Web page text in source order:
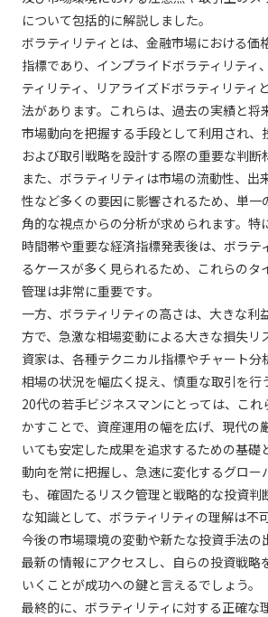
について包括的に解説しました。
ボラティリティとは、金融市場における価
指標であり、インプライドボラティリティ
ティリティ、リアライズドボラティリティ
法があります。これらは、過去の実績と将
市場動向を把握する手段として利用され、
および取引戦略を設計する際の重要な判断
また、ボラティリティは市場の流動性、出
性など多くの要因に影響されるため、単一
角的な視点からの分析が求められます。特
時間帯や重要な経済指標発表後は、ボラテ
るケースが多く見られるため、これらのタ
管理は非常に重要です。
一方、ボラティリティの高さは、大きな利
方で、急激な相場変動による大きな損失リ
資家は、各種テクニカル指標やチャート分
相場の状況を幅広く捉え、慎重な取引を行
20代の若手ビジネスマンにとっては、こ
かすことで、資産運用の幅を広げ、現代の
いても安定した成果を追求するための基礎
動向を常に把握し、急速に変化するグロー
も、確固たるリスク管理と戦略的な投資判
な知識として、ボラティリティの理解は不
今後の市場環境の変動や新たな投資手法の
最新の情報にアクセスし、自らの投資戦略
いくことが成功への鍵と言えるでしょう。
最終的に、ボラティリティに対する正確な